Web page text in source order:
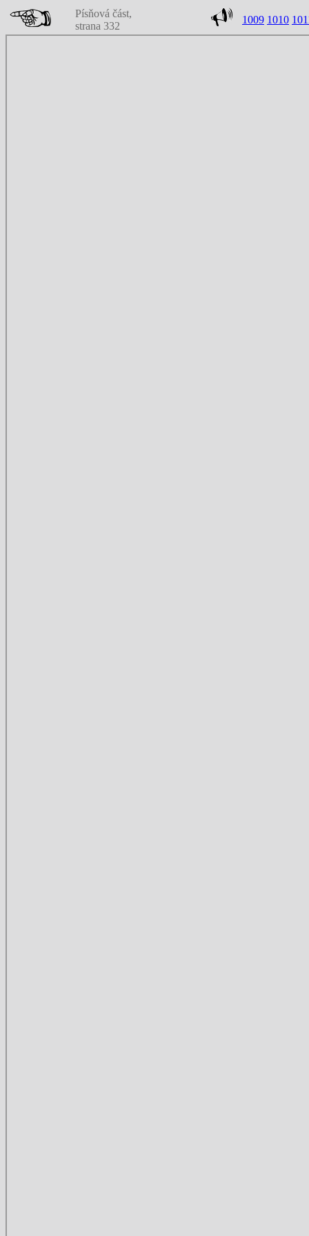
Písňová část,
strana 332
1009 1010